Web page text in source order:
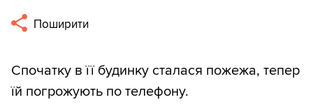
Поширити
Спочатку в її будинку сталася пожежа, тепер
їй погрожують по телефону.